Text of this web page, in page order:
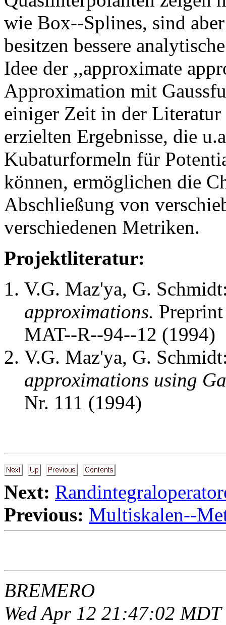
wie Box--Splines, sind
besitzen bessere
Idee der ,,approximate
Approximation mit
einiger Zeit in der
erzielten Ergebnisse, die
Kubaturformeln für
können, ermöglichen die
Abschließung von
verschiedenen Metriken.
Projektliteratur:
V.G. Maz'ya, G.
approximations.
MAT--R--94--12 (1994)
V.G. Maz'ya, G.
approximations using
Nr. 111 (1994)
Next:
Previous: Multiskalen--
BREMERO
Wed Apr 12 21:47:02 MDT